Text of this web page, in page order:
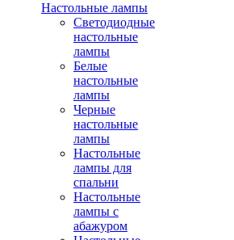
Настольные лампы
Светодиодные
настольные
лампы
Белые
настольные
лампы
Черные
настольные
лампы
Настольные
лампы для
спальни
Настольные
лампы с
абажуром